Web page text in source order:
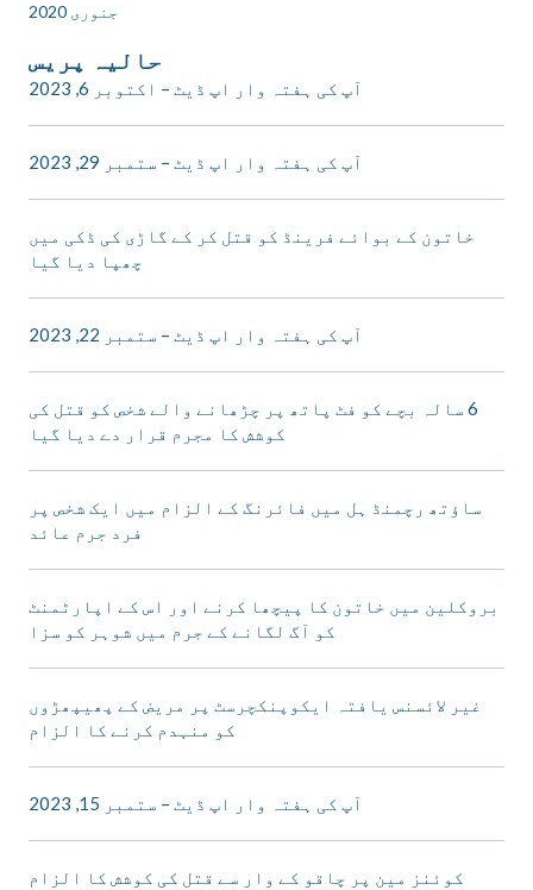
جنوری 2020
حالیہ پریس
آپ کی ہفتہ وار اپ ڈیٹ – اکتوبر 6, 2023
آپ کی ہفتہ وار اپ ڈیٹ – ستمبر 29, 2023
خاتون کے بوائے فرینڈ کو قتل کر کے گاڑی کی ڈکی میں
چھپا دیا گیا
آپ کی ہفتہ وار اپ ڈیٹ – ستمبر 22, 2023
6 سالہ بچے کو فٹ پاتھ پر چڑھانے والے شخص کو قتل کی
کوشش کا مجرم قرار دے دیا گیا
ساؤتھ رچمنڈ ہل میں فائرنگ کے الزام میں ایک شخص پر
فرد جرم عائد
بروکلین میں خاتون کا پیچھا کرنے اور اس کے اپارٹمنٹ
کو آگ لگانے کے جرم میں شوہر کو سزا
غیر لائسنس یافتہ ایکوپنکچرسٹ پر مریض کے پھیپھڑوں
کو منہدم کرنے کا الزام
آپ کی ہفتہ وار اپ ڈیٹ – ستمبر 15, 2023
کوئنز مین پر چاقو کے وار سے قتل کی کوشش کا الزام